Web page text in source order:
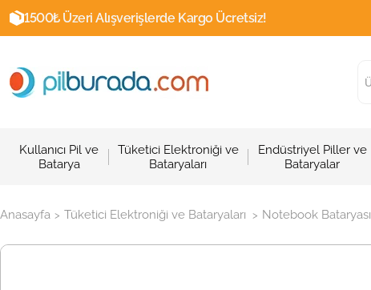
1500₺ Üzeri Alışverişlerde Kargo Ücretsiz!
Kullanıcı Pil ve
Batarya
Tüketici Elektroniği ve
Bataryaları
Endüstriyel Piller ve
Bataryalar
Anasayfa > Tüketici Elektroniği ve Bataryaları > Notebook Bataryası